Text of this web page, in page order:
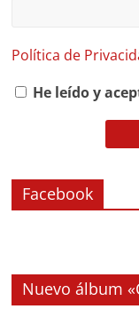
Política de
He leído y
Facebook
Nuevo álbum